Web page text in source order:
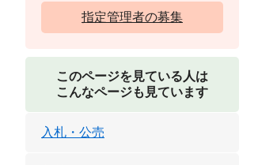
指定管理者の募集
このページを見ている人は
こんなページも見ています
入札・公売